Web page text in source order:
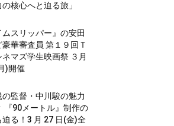
核心へと迫る旅」
ムスリッパー』の安田
豪華審査員 第１９回Ｔ
ネマズ学生映画祭 ３月
)開催
の監督・中川駿の魅力
『90メートル』制作の
迫る！3 月 27 日(金)全